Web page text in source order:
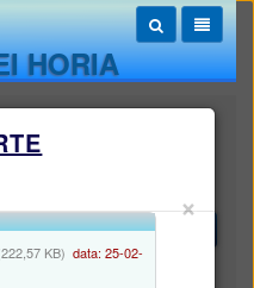
HORIA
TERITORIALE
ADMINISTRATIVE
×
KB) data: 25-02-